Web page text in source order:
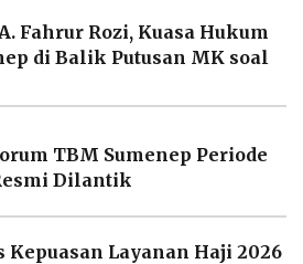
Fahrur Rozi, Kuasa Hukum
di Balik Putusan MK soal
TBM Sumenep Periode
Dilantik
Kepuasan Layanan Haji 2026